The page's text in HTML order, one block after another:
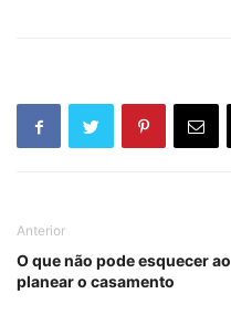
Anterior
O que não pode esquecer ao
planear o casamento